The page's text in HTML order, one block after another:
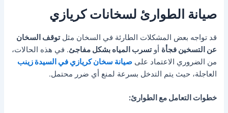
صيانة الطوارئ لسخانات كريازي
قد تواجه بعض المشكلات الطارئة في السخان مثلتوقف السخان
عن التسخين فجأة أوتسرب المياه بشكل مفاجئ. في هذه الحالات،
من الضروري الاعتماد علىصيانة سخان كريازي في السيدة زينب
العاجلة، حيث يتم التدخل بسرعة لمنع أي ضرر محتمل.
خطوات التعامل مع الطوارئ: